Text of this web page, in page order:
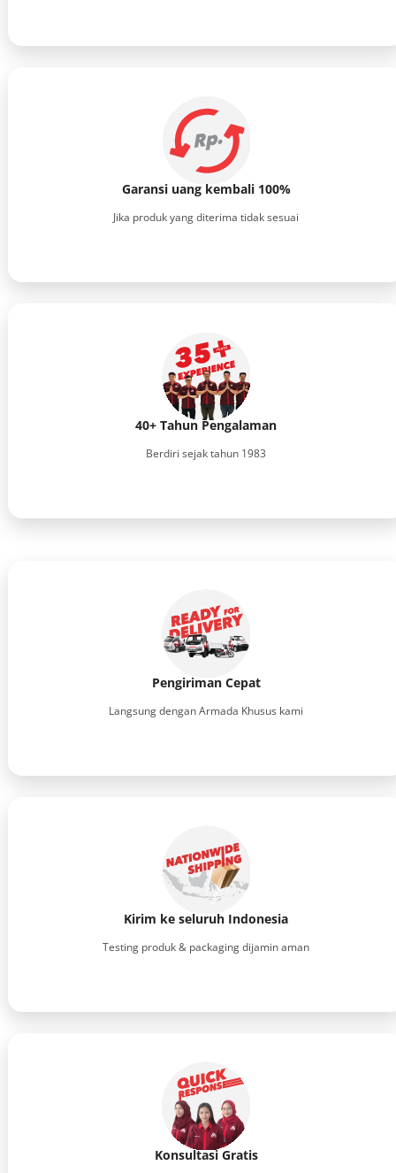
Garansi uang kembali 100%
Jika produk yang diterima tidak sesuai
40+ Tahun Pengalaman
Berdiri sejak tahun 1983
Pengiriman Cepat
Langsung dengan Armada Khusus kami
Kirim ke seluruh Indonesia
Testing produk & packaging dijamin aman
Konsultasi Gratis